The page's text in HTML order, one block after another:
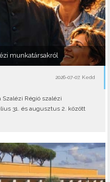
munkatársakról
2026-07-07, Kedd
Szalézi Régió szalézi
31. és augusztus 2. között